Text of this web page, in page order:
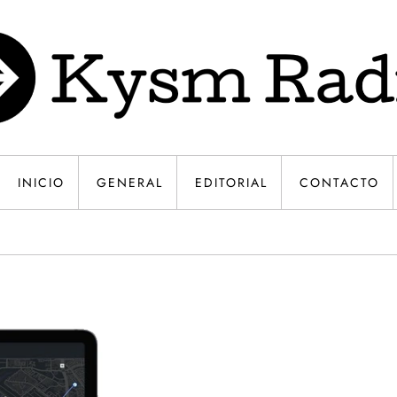
INICIO GENERAL EDITORIAL CONTACTO